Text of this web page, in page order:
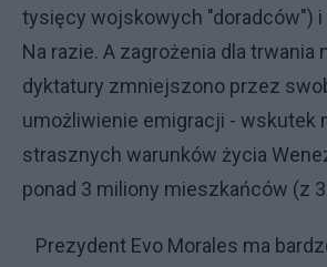
tysięcy wojskowych "doradców") i
Na razie. A zagrożenia dla trwania
dyktatury zmniejszono przez
umożliwienie emigracji - wskutek
strasznych warunków życia
ponad 3 miliony mieszkańców (z
Prezydent Evo Morales ma